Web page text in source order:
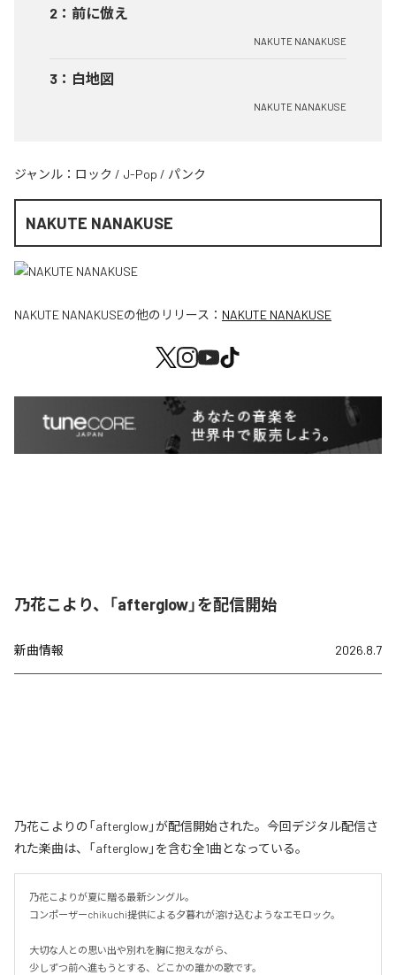
2 ： 前に倣え
NAKUTE NANAKUSE
3 ： 白地図
NAKUTE NANAKUSE
ジャンル： ロック / J-Pop / パンク
NAKUTE NANAKUSE
NAKUTE NANAKUSEの他のリリース： NAKUTE NANAKUSE
乃花こより、「afterglow」を配信開始
新曲情報 2026.8.7
乃花こよりの「afterglow」が配信開始された。今回デジタル配信さ
れた楽曲は、「afterglow」を含む全1曲となっている。
乃花こよりが夏に贈る最新シングル。
コンポーザーchikuchi提供による夕暮れが溶け込むようなエモロック。
大切な人との思い出や別れを胸に抱えながら、
少しずつ前へ進もうとする、どこかの誰かの歌です。